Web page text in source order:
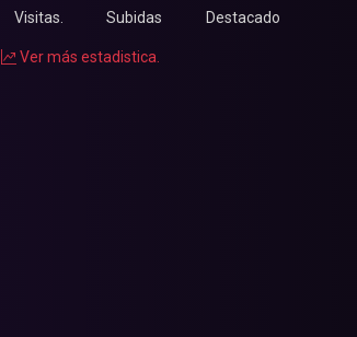
Visitas. Subidas Destacado
Ver más estadistica.